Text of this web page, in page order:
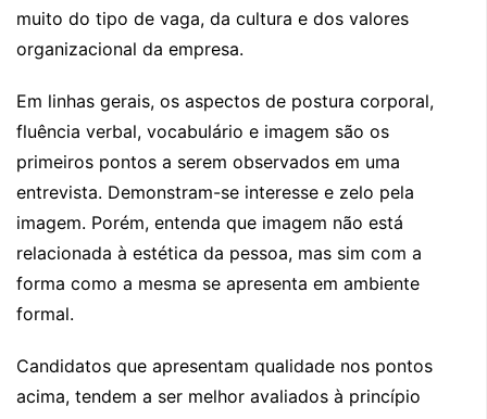
muito do tipo de vaga, da cultura e dos valores
organizacional da empresa.
Em linhas gerais, os aspectos de postura corporal,
fluência verbal, vocabulário e imagem são os
primeiros pontos a serem observados em uma
entrevista. Demonstram-se interesse e zelo pela
imagem. Porém, entenda que imagem não está
relacionada à estética da pessoa, mas sim com a
forma como a mesma se apresenta em ambiente
formal.
Candidatos que apresentam qualidade nos pontos
acima, tendem a ser melhor avaliados à princípio